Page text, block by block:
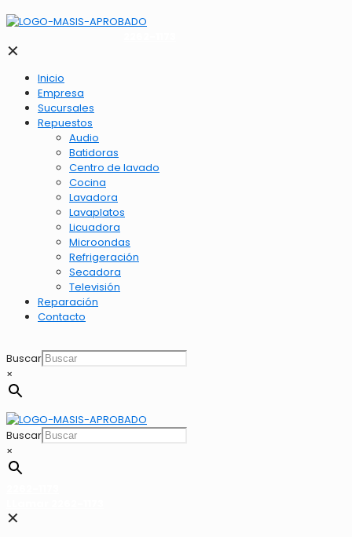
✕
Inicio
Empresa
Sucursales
Repuestos
Audio
Batidoras
Centro de lavado
Cocina
Lavadora
Lavaplatos
Licuadora
Microondas
Refrigeración
Secadora
Televisión
Reparación
Contacto
Buscar
×
Buscar
×
✕